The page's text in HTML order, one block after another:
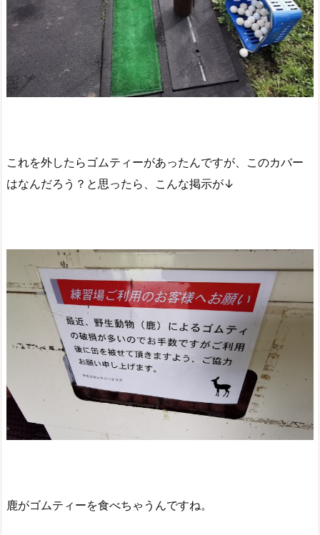
これを外したらゴムティーがあったんですが、このカバー
はなんだろう？と思ったら、こんな掲示が↓
鹿がゴムティーを食べちゃうんですね。